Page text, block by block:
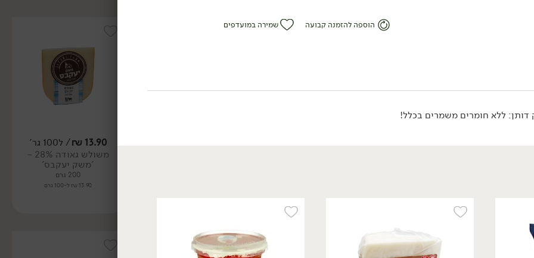
13.90
₪/ ל100 גר'
משולש גאודה 28% -
'משק יעקבס'
200 גרם
13.90 ₪ ל-100 גרם
הוספה להזמנה קבועה שמירה במועדפים
דותן: ללא חומרים משמרים בכלל!